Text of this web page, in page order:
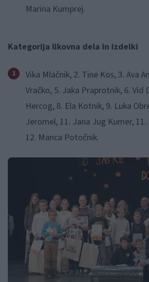
Marina Kumprej.
Kategorija likovna dela in izdelki
Vika Mlačnik, 2. Tine Kos, 3. Ava
Vračko, 5. Jaka Praprotnik, 6. Vid
Hercog, 8. Ela Kotnik, 9. Luka
Jeromel, 11. Jana Jug Kumer, 11.
12. Manca Potočnik.